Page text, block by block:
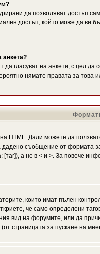
да позволяват достъп
достъп, който може да ви
анкета?
гласуват на анкети, с цел
нямате правата за това
HTML. Дали можете да
съобщение от формата
[таг]), а не в < и >. За повече
които имат пълен
че само определени
вид на форумите, или да
страницата за пускане на